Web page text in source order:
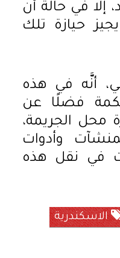
إلا في حالة أن
حيازة تلك
أنَّه في هذه
فضلًا عن
محل الجريمة،
وأدوات
في نقل هذه
الاسكندرية